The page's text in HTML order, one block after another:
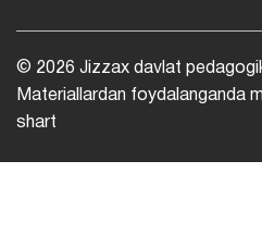
© 2026 Jizzax davlat
Materiallardan foydalanganda
shart